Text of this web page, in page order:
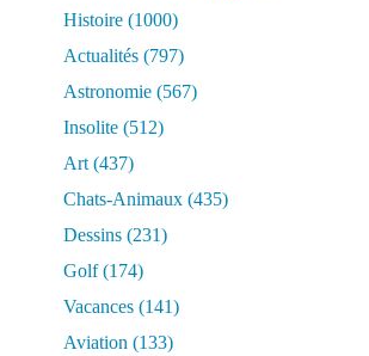
Histoire (1000)
Actualités (797)
Astronomie (567)
Insolite (512)
Art (437)
Chats-Animaux (435)
Dessins (231)
Golf(174)
Vacances (141)
Aviation (133)